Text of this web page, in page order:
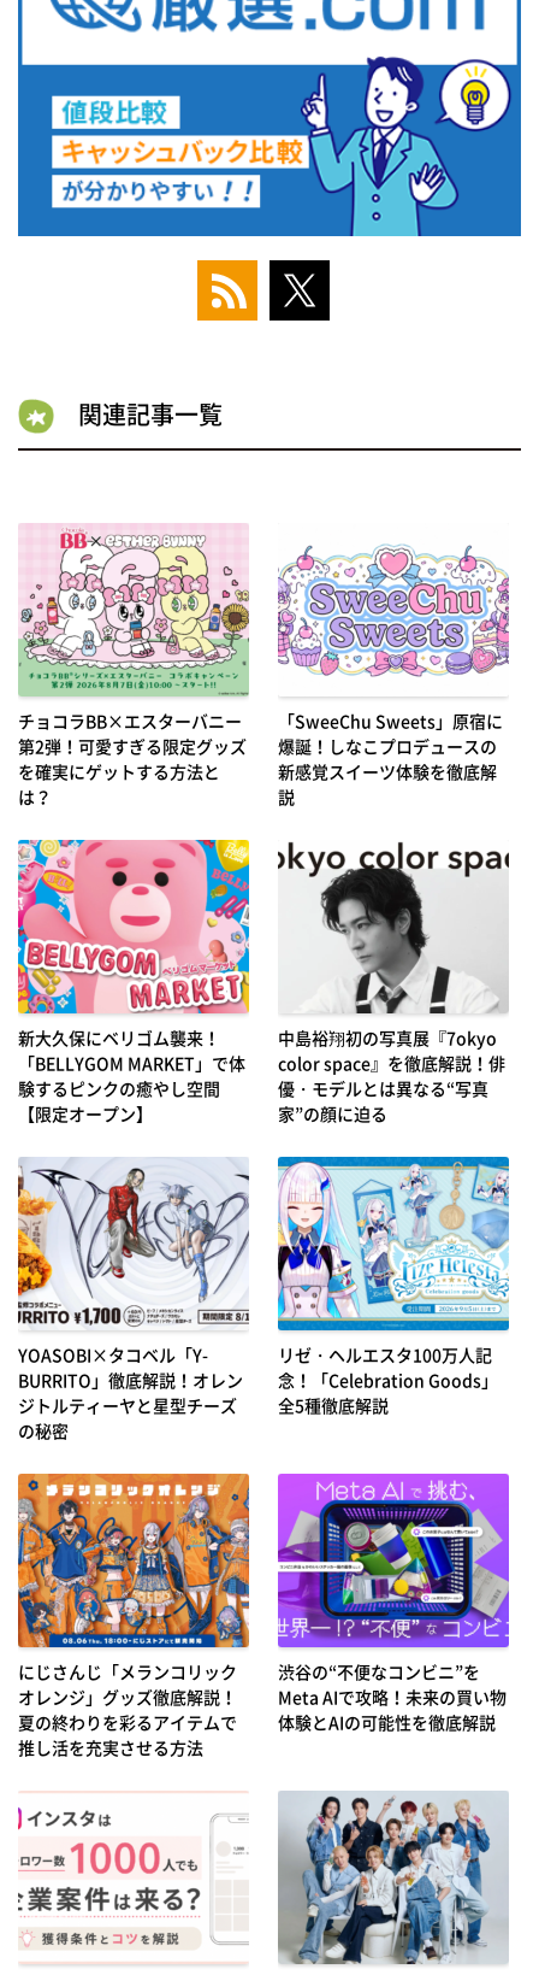
関連記事一覧
チョコラBB×エスターバニー
第2弾！可愛すぎる限定グッズ
を確実にゲットする方法と
は？
「SweeChu Sweets」原宿に
爆誕！しなこプロデュースの
新感覚スイーツ体験を徹底解
説
新大久保にベリゴム襲来！
「BELLYGOM MARKET」で体
験するピンクの癒やし空間
【限定オープン】
中島裕翔初の写真展『7okyo
color space』を徹底解説！俳
優・モデルとは異なる“写真
家”の顔に迫る
YOASOBI×タコベル「Y-
BURRITO」徹底解説！オレン
ジトルティーヤと星型チーズ
の秘密
リゼ・ヘルエスタ100万人記
念！「Celebration Goods」
全5種徹底解説
にじさんじ「メランコリック
オレンジ」グッズ徹底解説！
夏の終わりを彩るアイテムで
推し活を充実させる方法
渋谷の“不便なコンビニ”を
Meta AIで攻略！未来の買い物
体験とAIの可能性を徹底解説